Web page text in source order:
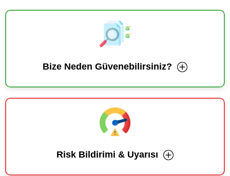
Bize Neden Güvenebilirsiniz?
Risk Bildirimi & Uyarısı